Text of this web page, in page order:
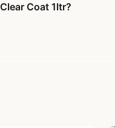
Coat 1ltr?